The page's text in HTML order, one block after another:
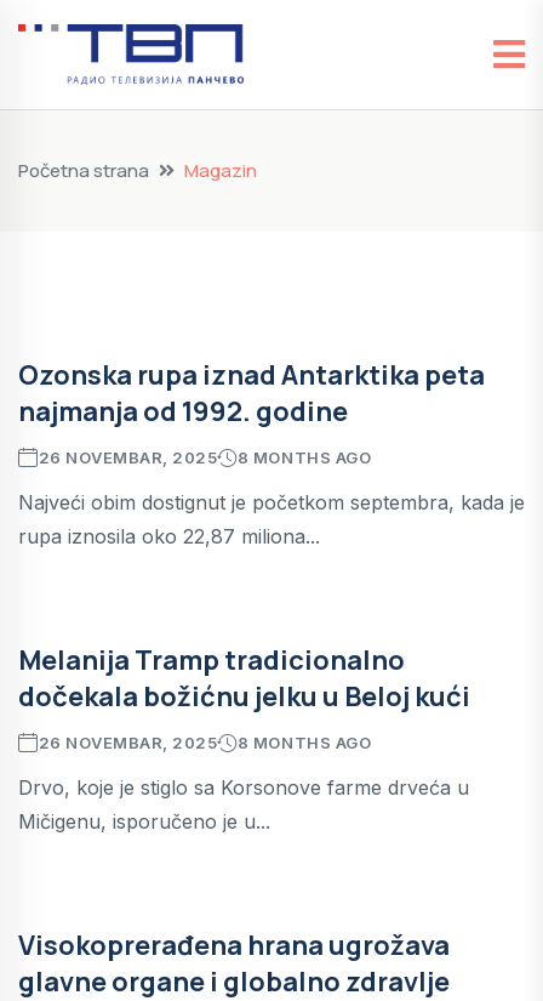
Početna strana Magazin
Ozonska rupa iznad Antarktika peta
najmanja od 1992. godine
26 NOVEMBAR, 2025 8 MONTHS AGO
Najveći obim dostignut je početkom septembra, kada je
rupa iznosila oko 22,87 miliona...
Melanija Tramp tradicionalno
dočekala božićnu jelku u Beloj kući
26 NOVEMBAR, 2025 8 MONTHS AGO
Drvo, koje je stiglo sa Korsonove farme drveća u
Mičigenu, isporučeno je u...
Visokoprerađena hrana ugrožava
glavne organe i globalno zdravlje